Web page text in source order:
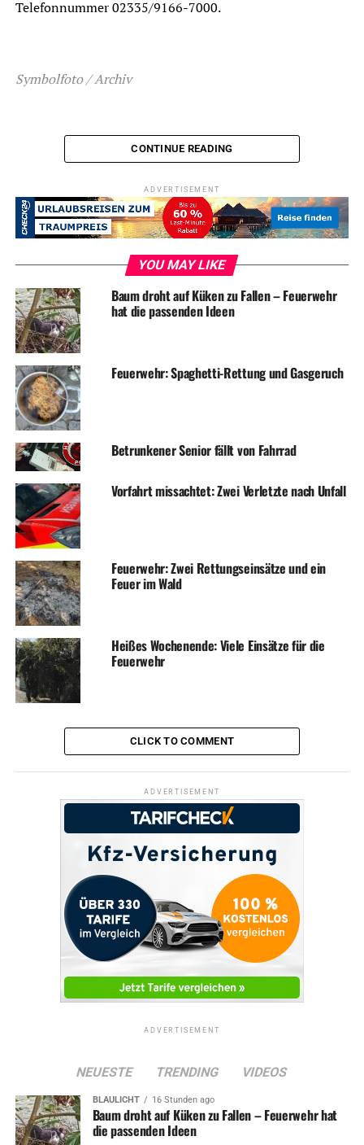
Telefonnummer 02335/9166-7000.
Symbolfoto / Archiv
BLAULICHT NEWS
UP NEXT
Hemmungslose Automatenknacker
DON'T MISS
Einbruch in Lottogeschäft
CONTINUE READING
ADVERTISEMENT
YOU MAY LIKE
Baum droht auf Küken zu Fallen – Feuerwehr
hat die passenden Ideen
Feuerwehr: Spaghetti-Rettung und Gasgeruch
Betrunkener Senior fällt von Fahrrad
Vorfahrt missachtet: Zwei Verletzte nach Unfall
Feuerwehr: Zwei Rettungseinsätze und ein
Feuer im Wald
Heißes Wochenende: Viele Einsätze für die
Feuerwehr
CLICK TO COMMENT
ADVERTISEMENT
ADVERTISEMENT
NEUESTE TRENDING VIDEOS
BLAULICHT 16 Stunden ago
Baum droht auf Küken zu Fallen – Feuerwehr hat
die passenden Ideen